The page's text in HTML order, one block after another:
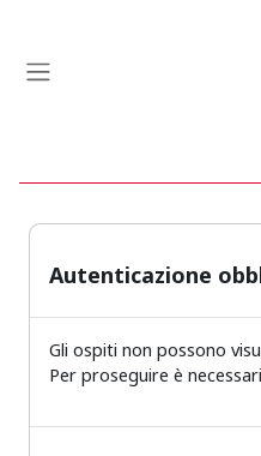
Autenticazione
Gli ospiti non possono
Per proseguire è